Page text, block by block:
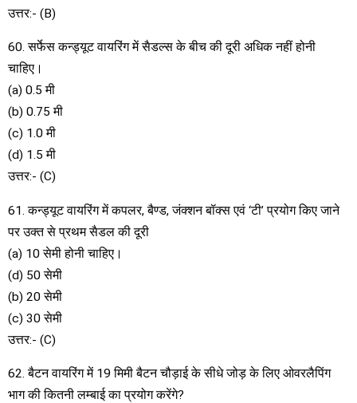
उत्तर:- (B)
60. सर्फेस कन्ड्यूट वायरिंग में सैडल्स के बीच की दूरी अधिक नहीं होनी
चाहिए।
(a) 0.5 मी
(b) 0.75 मी
(c) 1.0 मी
(d) 1.5 मी
उत्तर:- (C)
61. कन्ड्यूट वायरिंग में कपलर, बैण्ड, जंक्शन बॉक्स एवं ‘टी’ प्रयोग किए जाने
पर उक्त से प्रथम सैडल की दूरी
(a) 10 सेमी होनी चाहिए।
(d) 50 सेमी
(b) 20 सेमी
(c) 30 सेमी
उत्तर:- (C)
62. बैटन वायरिंग में 19 मिमी बैटन चौड़ाई के सीधे जोड़ के लिए ओवरलैपिंग
भाग की कितनी लम्बाई का प्रयोग करेंगे?